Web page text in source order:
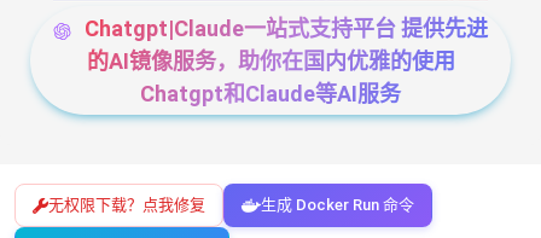
Chatgpt|Claude一站式支持平台 提供先进
的AI镜像服务，助你在国内优雅的使用
Chatgpt和Claude等AI服务
无权限下载？点我修复 生成 Docker Run 命令